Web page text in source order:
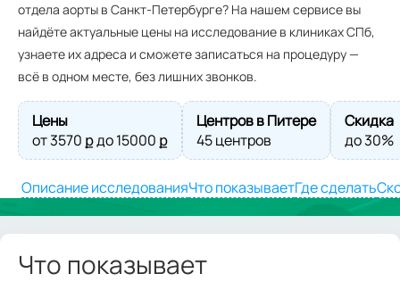
отдела аорты в Санкт‑Петербурге? На нашем сервисе вы
найдёте актуальные цены на исследование в клиниках СПб,
узнаете их адреса и сможете записаться на процедуру —
всё в одном месте, без лишних звонков.
Цены
от3570 ք до15000 ք
Центров в Питере
45 центров
Скидка
до 30%
Описание исследованияЧто показываетГде сделать
Что показывает